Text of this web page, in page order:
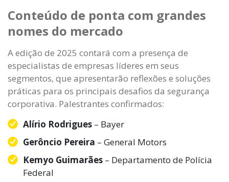
Conteúdo de ponta com grandes
nomes do mercado
A edição de 2025 contará com a presença de
especialistas de empresas líderes em seus
segmentos, que apresentarão reflexões e soluções
práticas para os principais desafios da segurança
corporativa. Palestrantes confirmados:
Alírio Rodrigues – Bayer
Gerôncio Pereira – General Motors
Kemyo Guimarães – Departamento de Polícia
Federal